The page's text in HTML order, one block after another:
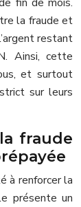
la fraude et
restant
Ainsi, cette
et surtout
sur leurs
fraude
à renforcer la
présente un